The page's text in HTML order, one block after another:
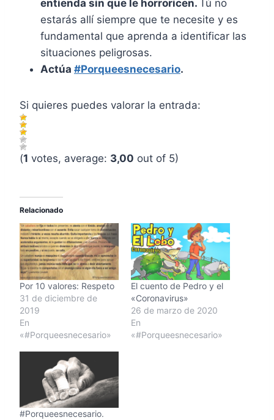
entienda sin que le horroricen.
Tú no
estarás allí siempre que te necesite y es
fundamental que aprenda a identificar las
situaciones peligrosas.
Actúa #Porqueesnecesario.
Si quieres puedes valorar la entrada:
(1 votes, average: 3,00 out of 5)
Relacionado
Por 10 valores: Respeto
31 de diciembre de
2019
En
«#Porqueesnecesario»
El cuento de Pedro y el
«Coronavirus»
26 de marzo de 2020
En
«#Porqueesnecesario»
#Porqueesnecesario.